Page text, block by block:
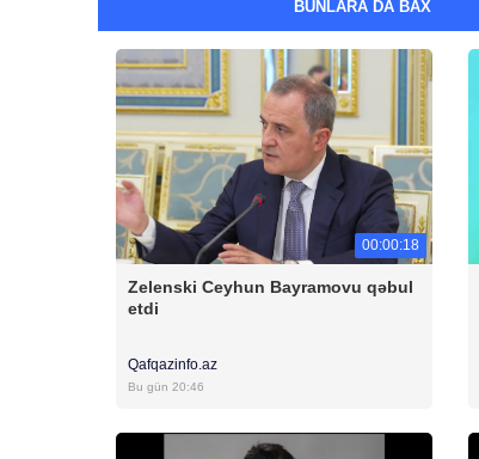
BUNLARA DA BAX
00:00:18
Zelenski Ceyhun Bayramovu qəbul
etdi
Qafqazinfo.az
Bu gün 20:46